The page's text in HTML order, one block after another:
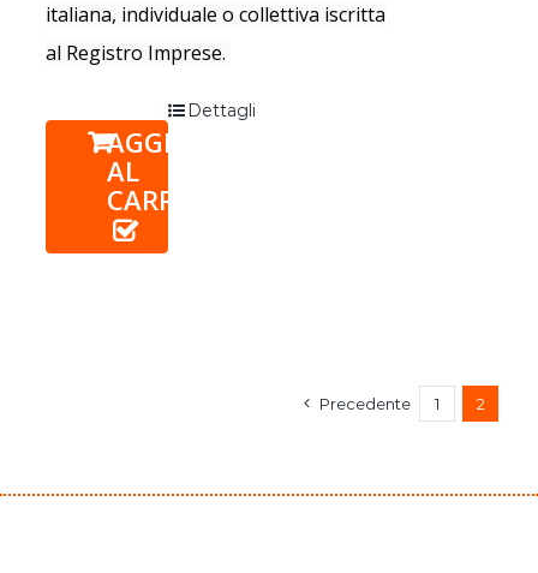
italiana, individuale o collettiva iscritta
al Registro Imprese.
AGGIUNGI
AL
CARRELLO
Dettagli
Precedente 1 2